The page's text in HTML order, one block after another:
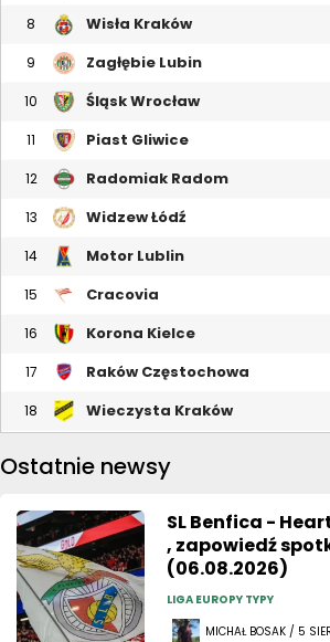
8 Wisła Kraków
9 Zagłębie Lubin
10 Śląsk Wrocław
11 Piast Gliwice
12 Radomiak Radom
13 Widzew Łódź
14 Motor Lublin
15 Cracovia
16 Korona Kielce
17 Raków Częstochowa
18 Wieczysta Kraków
Ostatnie newsy
SL Benfica -
, zapowiedź
(06.08.2026)
LIGA EUROPY TYPY
MICHAŁ BOSAK / 5